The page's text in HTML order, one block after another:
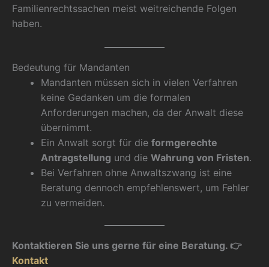
Familienrechtssachen meist weitreichende Folgen
haben.
Bedeutung für Mandanten
Mandanten müssen sich in vielen Verfahren
keine Gedanken um die formalen
Anforderungen machen, da der Anwalt diese
übernimmt.
Ein Anwalt sorgt für die formgerechte
Antragstellung und die Wahrung von Fristen.
Bei Verfahren ohne Anwaltszwang ist eine
Beratung dennoch empfehlenswert, um Fehler
zu vermeiden.
Kontaktieren Sie uns gerne für eine Beratung. 👉
Kontakt